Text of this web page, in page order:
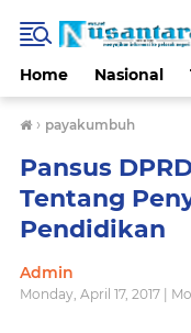
Home Nasional
› payakumbuh
Pansus
Tentang
Pendidikan
Admin
Monday, April 17, 2017 |